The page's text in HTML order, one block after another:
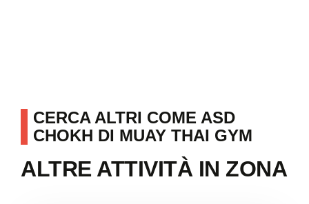
CERCA ALTRI COME ASD
CHOKH DI MUAY THAI GYM
ALTRE ATTIVITÀ IN ZONA